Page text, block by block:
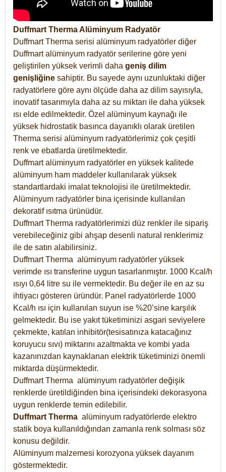
Duffmart Therma Alüminyum Radyatör
Duffmart Therma serisi alüminyum radyatörler diğer
Duffmart alüminyum radyatör serilerine göre yeni
geliştirilen yüksek verimli daha geniş dilim
genişliğine sahiptir. Bu sayede aynı uzunluktaki diğer
radyatörlere göre aynı ölçüde daha az dilim sayısıyla,
inovatif tasarımıyla daha az su miktarı ile daha yüksek
ısı elde edilmektedir. Özel alüminyum kaynağı ile
yüksek hidrostatik basınca dayanıklı olarak üretilen
Therma serisi alüminyum radyatörlerimiz çok çeşitli
renk ve ebatlarda üretilmektedir.
Duffmart alüminyum radyatörler en yüksek kalitede
alüminyum ham maddeler kullanılarak yüksek
standartlardaki imalat teknolojisi ile üretilmektedir.
Alüminyum radyatörler bina içerisinde kullanılan
dekoratif ısıtma ürünüdür.
Duffmart Therma radyatörlerimizi düz renkler ile sipariş
verebileceğiniz gibi ahşap desenli natural renklerimiz
ile de satın alabilirsiniz.
Duffmart Therma alüminyum radyatörler yüksek
verimde ısı transferine uygun tasarlanmıştır. 1000 Kcal/h
ısıyı 0,64 litre su ile vermektedir. Bu değer ile en az su
ihtiyacı gösteren üründür. Panel radyatörlerde 1000
Kcal/h ısı için kullanılan suyun ise %20’sine karşılık
gelmektedir. Bu ise yakıt tüketiminizi asgari seviyelere
çekmekte, katılan inhibitör(tesisatınıza katacağınız
koruyucu sıvı) miktarını azaltmakta ve kombi yada
kazanınızdan kaynaklanan elektrik tüketiminizi önemli
miktarda düşürmektedir.
Duffmart Therma alüminyum radyatörler değişik
renklerde üretildiğinden bina içerisindeki dekorasyona
uygun renklerde temin edilebilir.
Duffmart Therma alüminyum radyatörlerde elektro
statik boya kullanıldığından zamanla renk solması söz
konusu değildir.
Alüminyum malzemesi korozyona yüksek dayanım
göstermektedir.